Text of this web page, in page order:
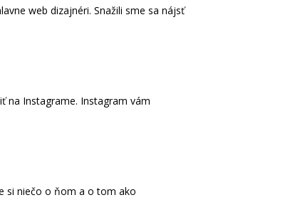
web dizajnéri. Snažili sme sa nájsť
na Instagrame. Instagram vám
si niečo o ňom a o tom ako